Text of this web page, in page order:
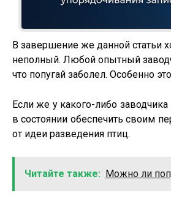
В завершение же данной статьи
неполный. Любой опытный
что попугай заболел. Особенно
Если же у какого-либо
в состоянии обеспечить своим
от идеи разведения птиц.
Читайте также: Можно ли